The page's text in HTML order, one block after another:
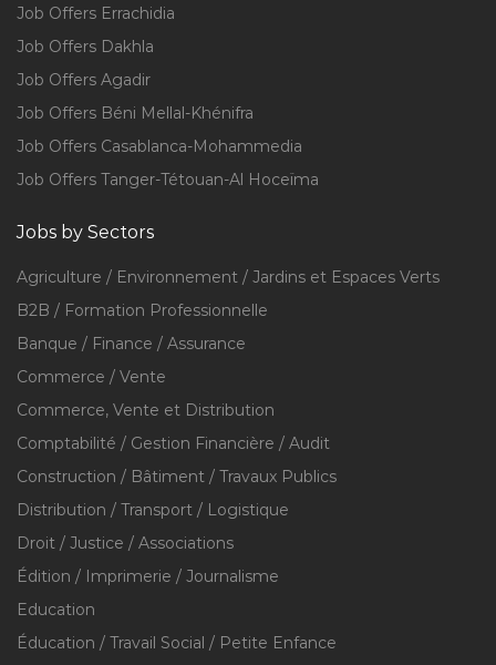
Job Offers Errachidia
Job Offers Dakhla
Job Offers Agadir
Job Offers Béni Mellal-Khénifra
Job Offers Casablanca-Mohammedia
Job Offers Tanger-Tétouan-Al Hoceïma
Jobs by Sectors
Agriculture / Environnement / Jardins et Espaces Verts
B2B / Formation Professionnelle
Banque / Finance / Assurance
Commerce / Vente
Commerce, Vente et Distribution
Comptabilité / Gestion Financière / Audit
Construction / Bâtiment / Travaux Publics
Distribution / Transport / Logistique
Droit / Justice / Associations
Édition / Imprimerie / Journalisme
Education
Éducation / Travail Social / Petite Enfance